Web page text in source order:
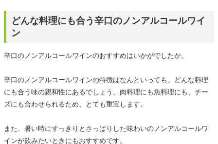
どんな料理にも合う辛口のノンアルコールワイ
ン
辛口のノンアルコールワインのおすすめはいかがでしたか。
辛口のノンアルコールワインの特徴はなんといっても、どんな料理
にも合う味の親和性にあるでしょう。肉料理にも魚料理にも、チー
ズにも合わせられるため、とても重宝します。
また、暑い時にすっきりとさっぱりした味わいのノンアルコールワ
インが飲みたいときにもおすすめです。